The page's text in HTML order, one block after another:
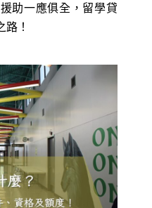
助一應俱全，留學貸
！